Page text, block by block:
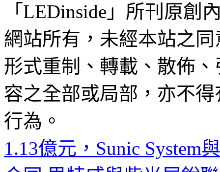
「LEDinside」所刊原創
網站所有，未經本站之
形式重制、轉載、散佈
容之全部或局部，亦不
行為。
1.13億元，Sunic System